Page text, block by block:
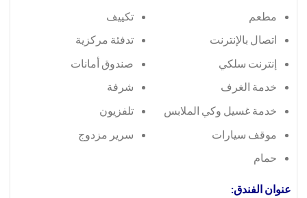
مطعم
اتصال بالإنترنت
إنترنت سلكي
خدمة الغرف
خدمة غسيل وكي الملابس
موقف سيارات
حمام
تكييف
تدفئة مركزية
صندوق أمانات
شرفة
تلفزيون
سرير مزدوج
عنوان الفندق: